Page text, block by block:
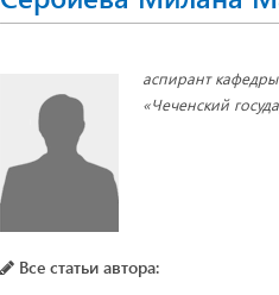
аспирант
«Чеченский
Все статьи автора: